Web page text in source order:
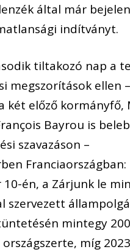
által már
indítványt.
tiltakozó nap a
megszorítások ellen –
két előző kormányfő,
Bayrou is
szavazáson –
Franciaországban:
én, a Zárjunk le
szervezett
mintegy
míg